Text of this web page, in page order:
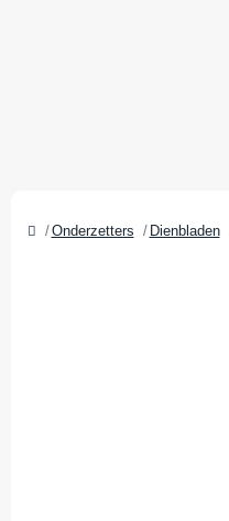
Onderzetters Dienbladen